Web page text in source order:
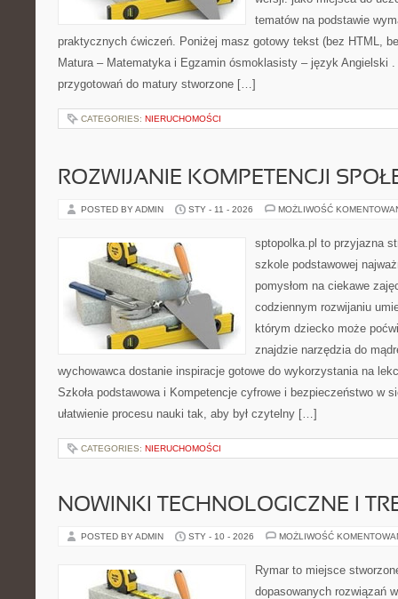
tematów na podstawie
praktycznych ćwiczeń. Poniżej masz gotowy tekst (bez HTML,
Matura – Matematyka i Egzamin ósmoklasisty – język Angielski
przygotowań do matury stworzone […]
CATEGORIES: NIERUCHOMOŚCI
ROZWIJANIE KOMPETENCJI
POSTED BY ADMIN STY - 11 - 2026 MOŻLIWOŚĆ
sptopolka.pl to przyjazna
szkole podstawowej
pomysłom na ciekawe
codziennym rozwijaniu
którym dziecko może
znajdzie narzędzia do
wychowawca dostanie inspiracje gotowe do wykorzystania na
Szkoła podstawowa i Kompetencje cyfrowe i bezpieczeństwo w
ułatwienie procesu nauki tak, aby był czytelny […]
CATEGORIES: NIERUCHOMOŚCI
NOWINKI TECHNOLOGICZNE I
POSTED BY ADMIN STY - 10 - 2026 MOŻLIWOŚĆ
Rymar to miejsce
dopasowanych rozwiązań